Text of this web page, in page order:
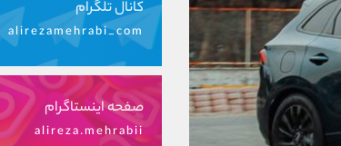
کانال تلگرام
alirezamehrabi_com
صفحه اینستاگرام
alireza.mehrabii